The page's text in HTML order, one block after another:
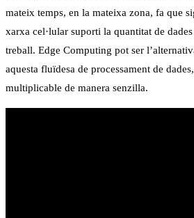
mateix temps, en la mateixa zona, fa que
xarxa cel·lular suporti la quantitat de
treball. Edge Computing pot ser
aquesta fluïdesa de processament de
multiplicable de manera senzilla.